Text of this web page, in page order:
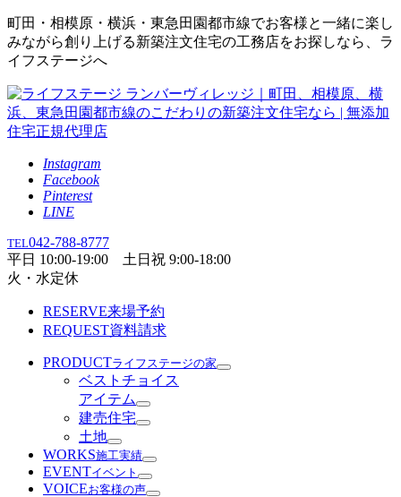
町田・相模原・横浜・東急田園都市線でお客様と一緒に楽し
みながら創り上げる新築注文住宅の工務店をお探しなら、ラ
イフステージへ
Instagram
Facebook
Pinterest
LINE
TEL042-788-8777
平日 10:00-19:00 土日祝 9:00-18:00
火・水定休
RESERVE来場予約
REQUEST資料請求
PRODUCTライフステージの家
ベストチョイス
アイテム
建売住宅
土地
WORKS施工実績
EVENTイベント
VOICEお客様の声